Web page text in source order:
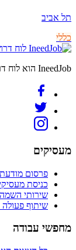
תל אביב
כללי
לוח
IneedJob הוא לוח דרושים מתקדם המאפשר חיפוש הצעות עבודה בקלות. מצאו את הקריירה החדשה שלכם היום.
מעסיקים
פרסום
כניסת
שירותי השמה
שיתוף פעולה
מחפשי עבודה